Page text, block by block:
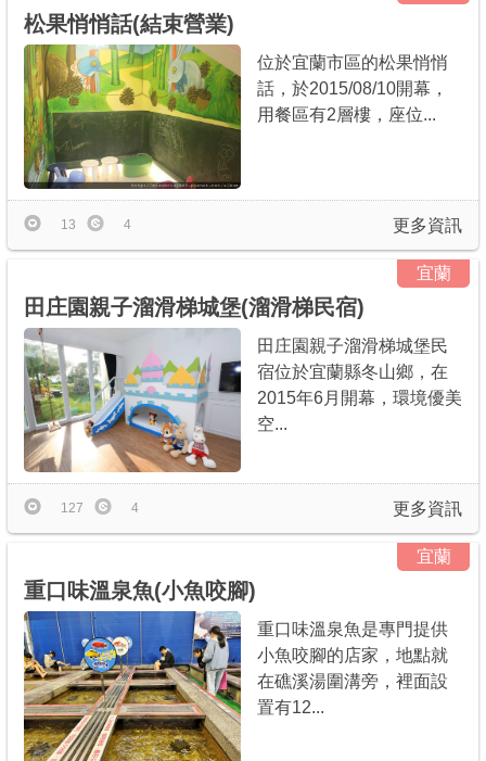
松果悄悄話(結束營業)
位於宜蘭市區的松果悄悄
話，於2015/08/10開幕，
用餐區有2層樓，座位...
更多資訊
13 4
宜蘭
田庄園親子溜滑梯城堡(溜滑梯民宿)
田庄園親子溜滑梯城堡民
宿位於宜蘭縣冬山鄉，在
2015年6月開幕，環境優美
空...
更多資訊
127 4
宜蘭
重口味溫泉魚(小魚咬腳)
重口味溫泉魚是專門提供
小魚咬腳的店家，地點就
在礁溪湯圍溝旁，裡面設
置有12...